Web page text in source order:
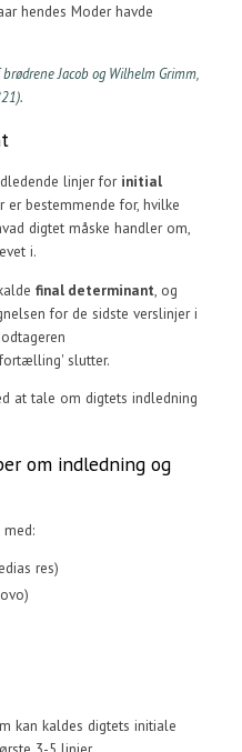
hendes Moder havde
Jacob og Wilhelm Grimm,
linjer for initial
er bestemmende for, hvilke
digtet måske handler om,
i.
final determinant, og
for de sidste verslinjer i
slutter.
at tale om digtets indledning
om indledning og
res)
kan kaldes digtets initiale